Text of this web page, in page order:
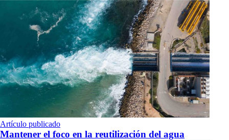
Artículo publicado
Mantener el foco en la reutilización del agua